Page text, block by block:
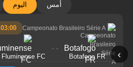
أمس اليوم
›
Campeonato Brasileiro Série A
03:00
Botafogo FR
- -
Fluminense FC